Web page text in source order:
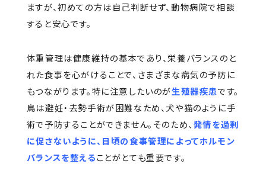
ますが、初めての方は自己判断せず、動物病院で相談
すると安心です。
体重管理は健康維持の基本であり、栄養バランスのと
れた食事を心がけることで、さまざまな病気の予防に
もつながります。特に注意したいのが生殖器疾患です。
鳥は避妊・去勢手術が困難なため、犬や猫のように手
術で予防することができません。そのため、 発情を過剰
に促さないように、日頃の食事管理によってホルモン
バランスを整えることがとても重要です。